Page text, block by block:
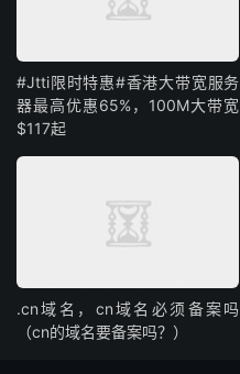
#Jtti限时特惠#香港大带宽服务
器最高优惠65%，100M大带宽
$117起
.cn域名，cn域名必须备案吗
（cn的域名要备案吗？）